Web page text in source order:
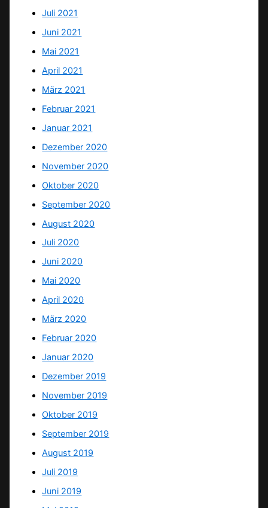
Juli 2021
Juni 2021
Mai 2021
April 2021
März 2021
Februar 2021
Januar 2021
Dezember 2020
November 2020
Oktober 2020
September 2020
August 2020
Juli 2020
Juni 2020
Mai 2020
April 2020
März 2020
Februar 2020
Januar 2020
Dezember 2019
November 2019
Oktober 2019
September 2019
August 2019
Juli 2019
Juni 2019